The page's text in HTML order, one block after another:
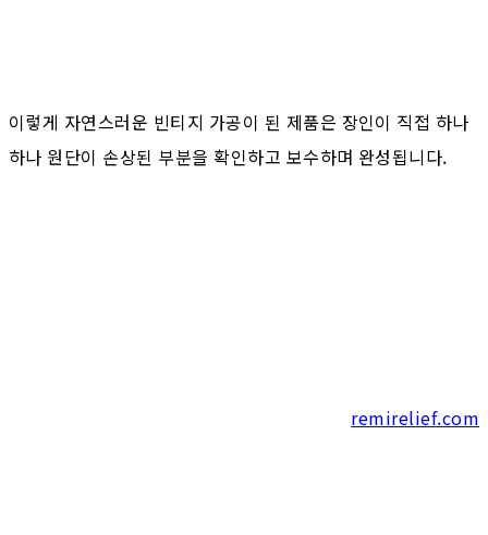
이렇게 자연스러운 빈티지 가공이 된 제품은 장인이 직접 하나
하나 원단이 손상된 부분을 확인하고 보수하며 완성됩니다.
remirelief.com